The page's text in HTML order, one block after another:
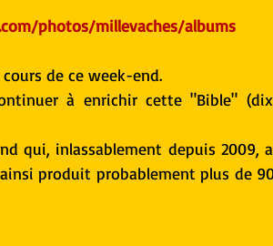
photos/millevaches/albums
de ce week-end.
à enrichir cette "Bible"
qui, inlassablement depuis 2009,
produit probablement plus de